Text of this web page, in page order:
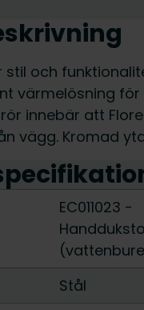
stil och
värmelösning
innebär att
vägg. Kromad
EC011023 -
Stål